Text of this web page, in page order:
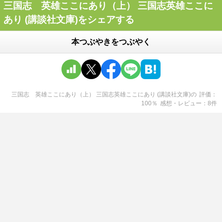
三国志 英雄ここにあり（上） 三国志英雄ここに
あり (講談社文庫)をシェアする
本つぶやきをつぶやく
三国志 英雄ここにあり（上） 三国志英雄ここにあり (講談社文庫)の 評価
100 ％ 感想・レビュー 8件